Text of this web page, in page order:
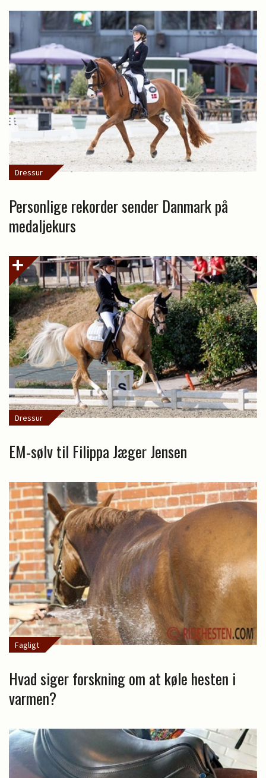
Dressur
Personlige rekorder sender Danmark på
medaljekurs
Dressur
EM-sølv til Filippa Jæger Jensen
Fagligt
Hvad siger forskning om at køle hesten i
varmen?